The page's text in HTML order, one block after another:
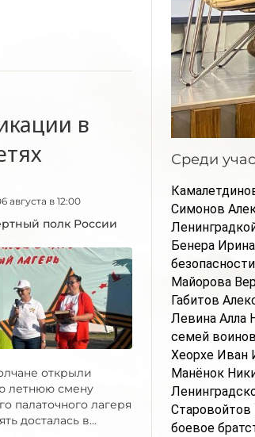
в
августа в 12:00
полк России
открыли
летнюю смену
палаточного лагеря
досталась в...
Среди
Симонов
Бенера
Майорова
Габитов
Левина Алла
семей
Хеорхе Иван
Манёнок
Старовойтов
боевое